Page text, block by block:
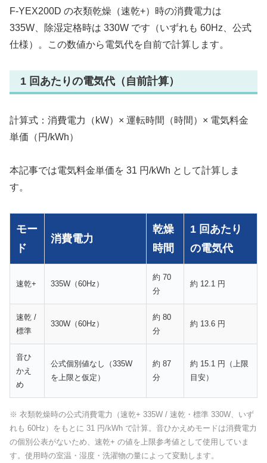
F-YEX200D の衣類乾燥（速乾+）時の消費電力は
335W、除湿定格時は 330W です（いずれも 60Hz、公式
仕様）。この数値から電気代を自前で計算します。
1 回あたりの電気代（自前計算）
計算式：消費電力（kW）× 運転時間（時間）× 電気料金
単価（円/kWh）
本記事では電気料金単価を 31 円/kWh として計算しま
す。
モー
ド
消費電力
乾燥
時間
1 回あたり
の電気代
速乾+ 335W（60Hz）
約 70
分
約 12.1 円
速乾 /
標準
330W（60Hz）
約 80
分
約 13.6 円
音ひ
かえ
め
公式個別値なし（335W
を上限と仮定）
約 87
分
約 15.1 円（上限
目安）
※ 衣類乾燥時の公式消費電力（速乾+ 335W / 速乾・標準 330W、いず
れも 60Hz）をもとに 31 円/kWh で計算。音ひかえめモードは消費電力
の個別公表がないため、速乾+ の値を上限参考値として使用していま
す。使用時の室温・湿度・洗濯物の量によって変動します。